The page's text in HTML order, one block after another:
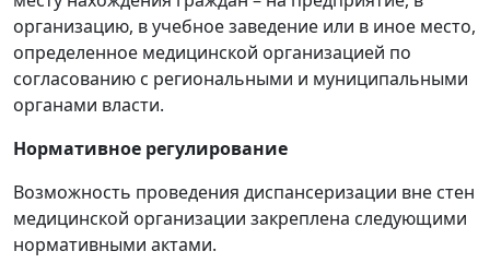
организацию, в учебное заведение или в иное место,
определенное медицинской организацией по
согласованию с региональными и муниципальными
органами власти.
Нормативное регулирование
Возможность проведения диспансеризации вне стен
медицинской организации закреплена следующими
нормативными актами.